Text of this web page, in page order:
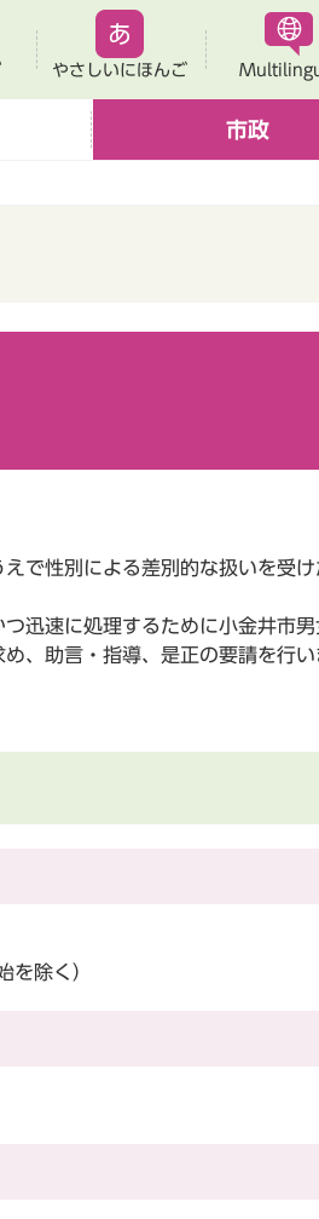
やさしいにほんご
市政
で性別による差別的な扱いを受
迅速に処理するために小金井市
、助言・指導、是正の要請を行い
除く）